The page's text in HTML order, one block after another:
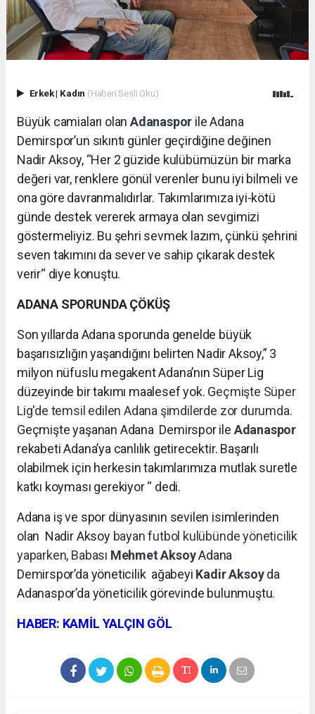
Erkek| Kadın (Haberi Sesli Oku)
Büyük camiaları olan Adanaspor ile Adana
Demirspor’un sıkıntı günler geçirdiğine değinen
Nadir Aksoy, “Her 2 güzide kulübümüzün bir marka
değeri var, renklere gönül verenler bunu iyi bilmeli ve
ona göre davranmalıdırlar. Takımlarımıza iyi-kötü
günde destek vererek armaya olan sevgimizi
göstermeliyiz. Bu şehri sevmek lazım, çünkü şehrini
seven takımını da sever ve sahip çıkarak destek
verir“ diye konuştu.
ADANA SPORUNDA ÇÖKÜŞ
Son yıllarda Adana sporunda genelde büyük
başarısızlığın yaşandığını belirten Nadir Aksoy,” 3
milyon nüfuslu megakent Adana’nın Süper Lig
düzeyinde bir takımı maalesef yok. Geçmişte Süper
Lig'de temsil edilen Adana şimdilerde zor durumda.
Geçmişte yaşanan Adana Demirspor ile Adanaspor
rekabeti Adana’ya canlılık getirecektir. Başarılı
olabilmek için herkesin takımlarımıza mutlak suretle
katkı koyması gerekiyor “ dedi.
Adana iş ve spor dünyasının sevilen isimlerinden
olan Nadir Aksoy bayan futbol kulübünde yöneticilik
yaparken, Babası Mehmet AksoyAdana
Demirspor’da yöneticilik ağabeyi Kadir Aksoyda
Adanaspor’da yöneticilik görevinde bulunmuştu.
HABER: KAMİL YALÇIN GÖL